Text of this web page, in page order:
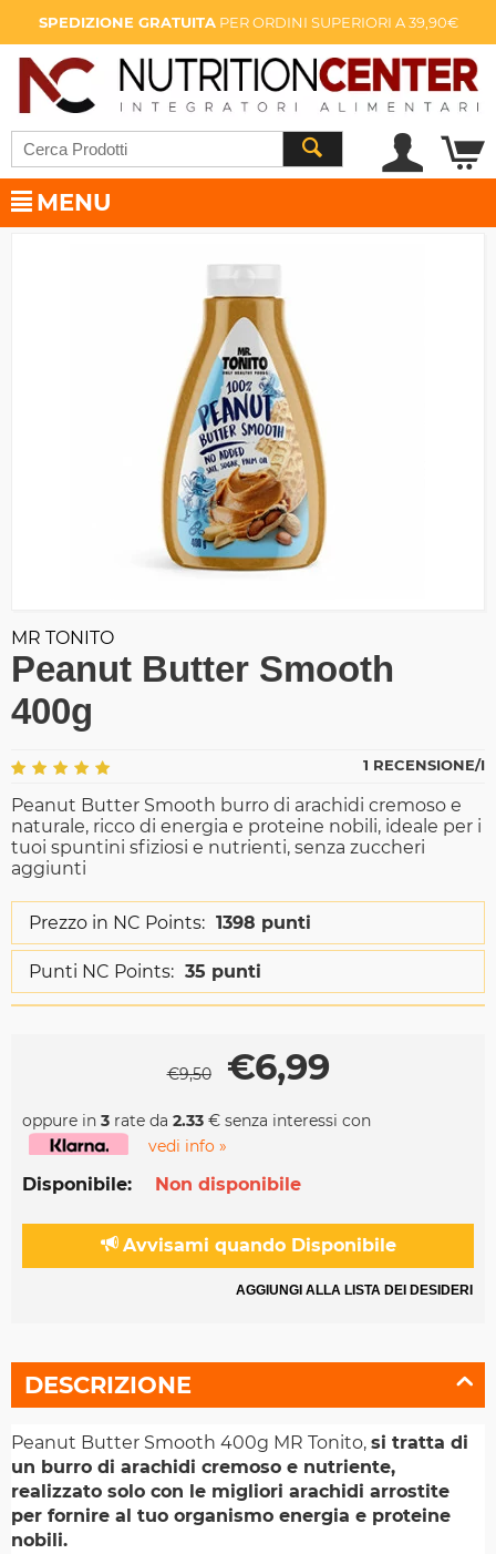
SPEDIZIONE GRATUITAPER ORDINI SUPERIORI A 39,90€
MENU
MR TONITO
Peanut Butter Smooth
400g
1 RECENSIONE/I
Peanut Butter Smooth burro di arachidi cremoso e
naturale, ricco di energia e proteine nobili, ideale per i
tuoi spuntini sfiziosi e nutrienti, senza zuccheri
aggiunti
Prezzo in NC Points: 1398 punti
Punti NC Points: 35 punti
€9,50 €6,99
oppure in 3 rate da 2.33 € senza interessi con
vedi info »
Disponibile: Non disponibile
Avvisami quando Disponibile
AGGIUNGI ALLA LISTA DEI DESIDERI
DESCRIZIONE
Peanut Butter Smooth 400g MR Tonito, si tratta di
un burro di arachidi cremoso e nutriente,
realizzato solo con le migliori arachidi arrostite
per fornire al tuo organismo energia e proteine
nobili.